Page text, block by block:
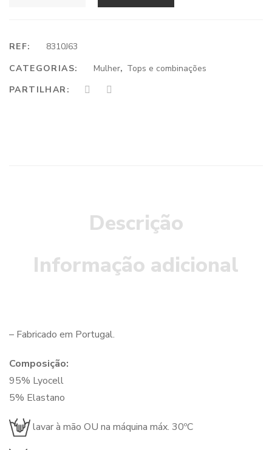
REF:
8310J63
CATEGORIAS:
Mulher, Tops e combinações
PARTILHAR:
Descrição
Informação adicional
– Fabricado em Portugal.
Composição:
95% Lyocell
5% Elastano
lavar à mão OU na máquina máx. 30ºC